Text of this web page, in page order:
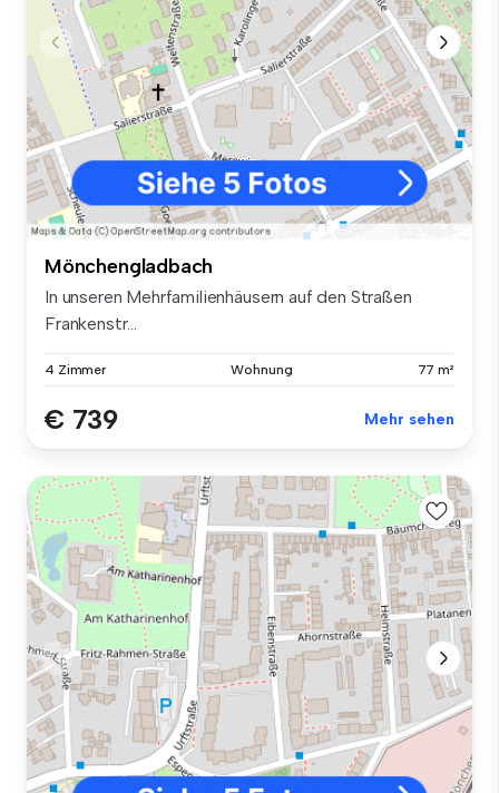
Mönchengladbach
In unseren Mehrfamilienhäusern auf den Straßen
Frankenstr...
4 Zimmer Wohnung 77 m²
€ 739 Mehr sehen